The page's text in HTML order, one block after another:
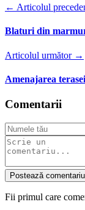
← Articolul
Blaturi din
Articolul următor →
Amenajarea
Comentarii
Postează comentariu
Fii primul care